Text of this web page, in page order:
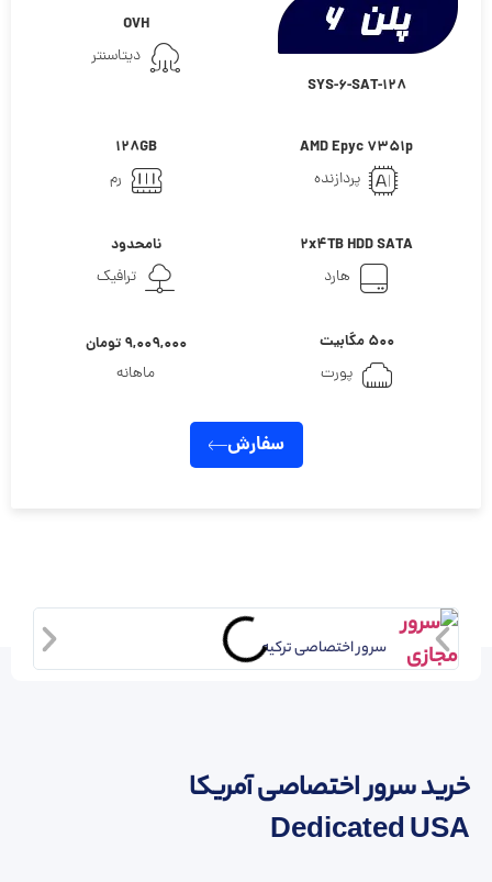
SYS-6-SAT-128
OVH
دیتاسنتر
AMD Epyc 7351p
پردازنده
128GB
رم
2x4TB HDD SATA
هارد
نامحدود
ترافیک
۵۰۰ مگابیت
پورت
۹,۰۰۹,۰۰۰ تومان
ماهانه
سفارش
سرور اختصاصی ترکیه
خرید سرور اختصاصی آمریکا
Dedicated USA